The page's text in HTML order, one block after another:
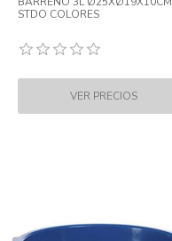
STDO COLORES